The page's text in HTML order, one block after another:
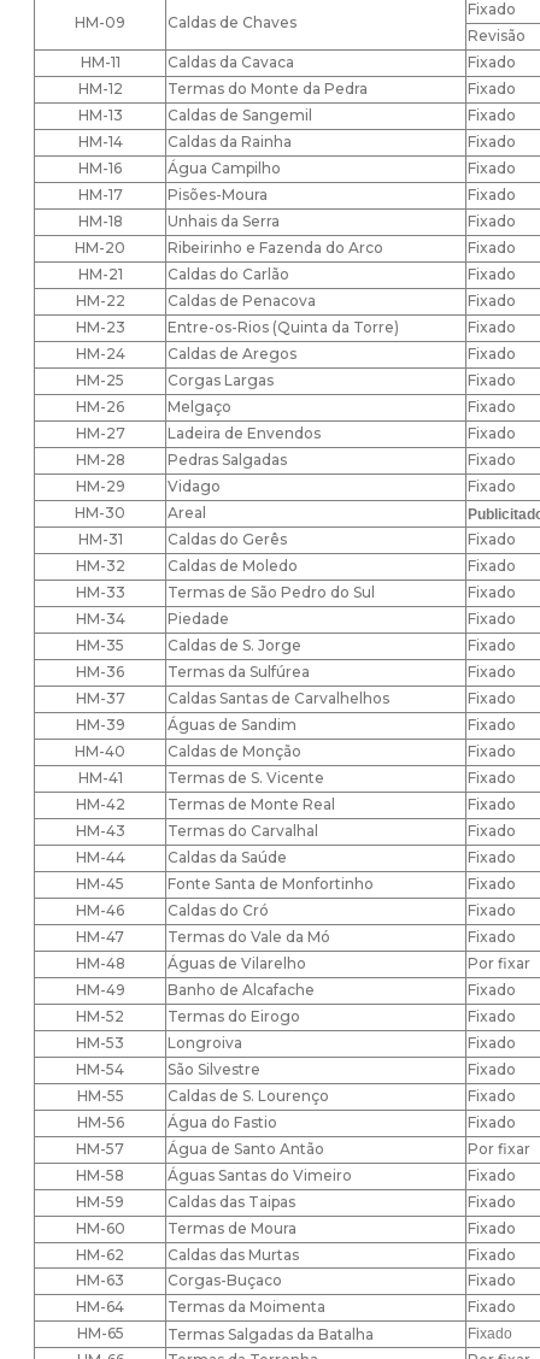
HM-09 Caldas de Chaves
Fixado
Revisão
HM-11
Caldas da Cavaca
Fixado
HM-12
Termas do Monte da Pedra
Fixado
HM-13
Caldas de Sangemil
Fixado
HM-14
Caldas da Rainha
Fixado
HM-16
Água Campilho
Fixado
HM-17
Pisões-Moura
Fixado
HM-18
Unhais da Serra
Fixado
HM-20
Ribeirinho e Fazenda do Arco
Fixado
HM-21
Caldas do Carlão
Fixado
HM-22
Caldas de Penacova
Fixado
HM-23
Entre-os-Rios (Quinta da Torre)
Fixado
HM-24
Caldas de Aregos
Fixado
HM-25
Corgas Largas
Fixado
HM-26
Melgaço
Fixado
HM-27
Ladeira de Envendos
Fixado
HM-28
Pedras Salgadas
Fixado
HM-29
Vidago
Fixado
HM-30
Areal
HM-31 Caldas do Gerês
Fixado
HM-32
Caldas de Moledo
Fixado
HM-33
Termas de São Pedro do Sul
Fixado
HM-34
Piedade
Fixado
HM-35
Caldas de S. Jorge
Fixado
HM-36
Termas da Sulfúrea
Fixado
HM-37
Caldas Santas de Carvalhelhos
Fixado
HM-39
Águas de Sandim
Fixado
HM-40
Caldas de Monção
Fixado
HM-41
Termas de S. Vicente
Fixado
HM-42
Termas de Monte Real
Fixado
HM-43
Termas do Carvalhal
Fixado
HM-44
Caldas da Saúde
Fixado
HM-45
Fonte Santa de Monfortinho
Fixado
HM-46
Caldas do Cró
Fixado
HM-47
Termas do Vale da Mó
Fixado
HM-48
Águas de Vilarelho
Por fixar
HM-49
Banho de Alcafache
Fixado
HM-52
Termas do Eirogo
Fixado
HM-53
Longroiva
Fixado
HM-54
São Silvestre
Fixado
HM-55
Caldas de S. Lourenço
Fixado
HM-56
Água do Fastio
Fixado
HM-57
Água de Santo Antão
Por fixar
HM-58
Águas Santas do Vimeiro
Fixado
HM-59
Caldas das Taipas
Fixado
HM-60
Termas de Moura
Fixado
HM-62
Caldas das Murtas
Fixado
HM-63
Corgas-Buçaco
Fixado
HM-64
Termas da Moimenta
Fixado
HM-65
Termas Salgadas da Batalha Fixado